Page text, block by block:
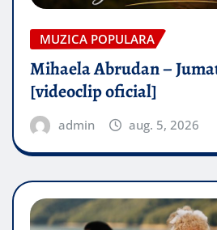
MUZICA POPULARA
Mihaela Abrudan –
[videoclip oficial]
admin aug. 5, 2026